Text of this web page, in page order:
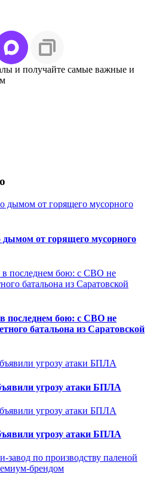
и получайте самые важные и
дымом от горящего мусорного
последнем бою: с СВО не
батальона из Саратовской
угрозу атаки БПЛА
угрозу атаки БПЛА